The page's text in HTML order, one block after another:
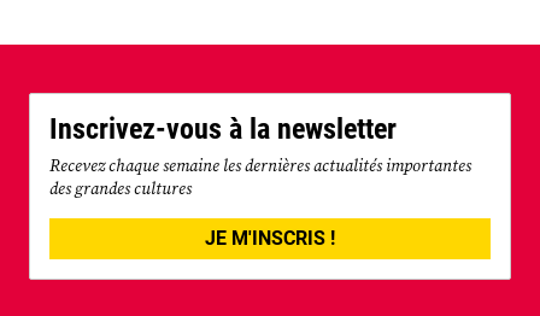
Inscrivez-vous à la newsletter
Recevez chaque semaine les dernières actualités importantes
des grandes cultures
JE M'INSCRIS !